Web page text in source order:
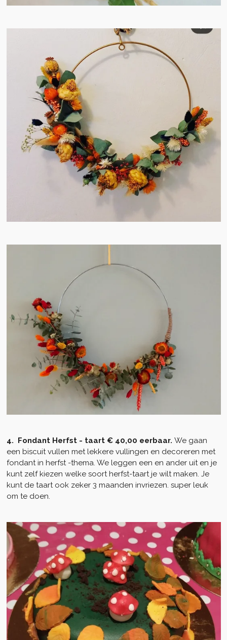
4. Fondant Herfst - taart € 40,00 eerbaar. We gaan
een biscuit vullen met lekkere vullingen en decoreren met
fondant in herfst -thema. We leggen een en ander uit en je
kunt zelf kiezen welke soort herfst-taart je wilt maken. Je
kunt de taart ook zeker 3 maanden invriezen. super leuk
om te doen.